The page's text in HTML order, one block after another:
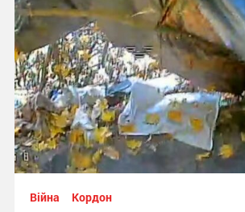
Війна Кордон